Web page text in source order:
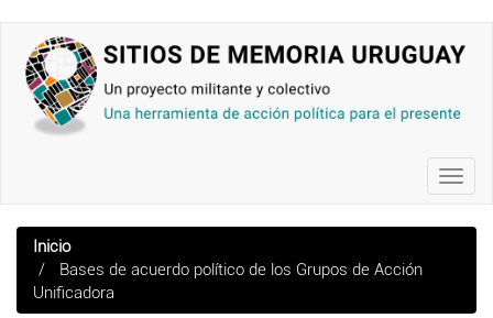
contenido
principal
Inicio
Bases de acuerdo político de los Grupos de Acción
Unificadora